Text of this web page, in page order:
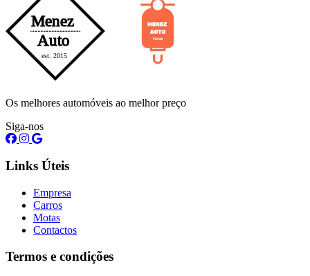
Os melhores automóveis ao melhor preço
Siga-nos
Links Úteis
Empresa
Carros
Motas
Contactos
Termos e condições